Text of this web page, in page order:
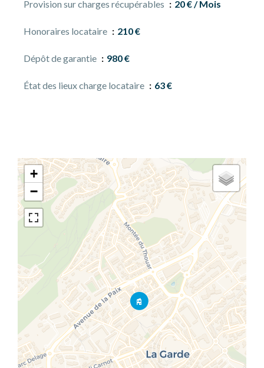
Provision sur charges récupérables 20 € / Mois
Honoraires locataire 210 €
Dépôt de garantie 980 €
État des lieux charge locataire 63 €
+
−